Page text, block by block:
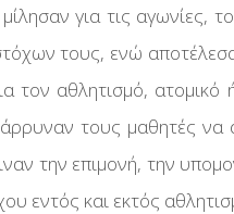
για τις αγωνίες,
τους, ενώ
τον αθλητισμό,
τους μαθητές να
την επιμονή, την
εντός και εκτός
Με
Με